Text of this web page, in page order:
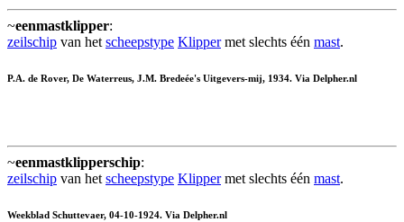
~eenmastklipper:
zeilschip van hetscheepstype Klippermet slechts één mast.
P.A. de Rover, De Waterreus, J.M. Bredeée's Uitgevers-mij, 1934. Via Delpher.nl
~eenmastklipperschip:
zeilschip van hetscheepstype Klippermet slechts één mast.
Weekblad Schuttevaer, 04-10-1924. Via Delpher.nl